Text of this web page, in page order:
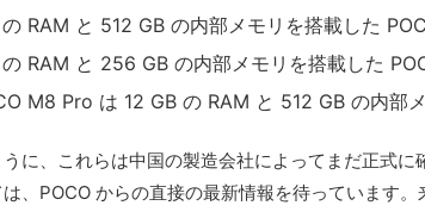
RAM と 512 GB の内部メモリを搭載した
RAM と 256 GB の内部メモリを搭載した
M8 Pro は 12 GB の RAM と 512 GB の内
に、これらは中国の製造会社によってまだ正式
、POCO からの直接の最新情報を待っています